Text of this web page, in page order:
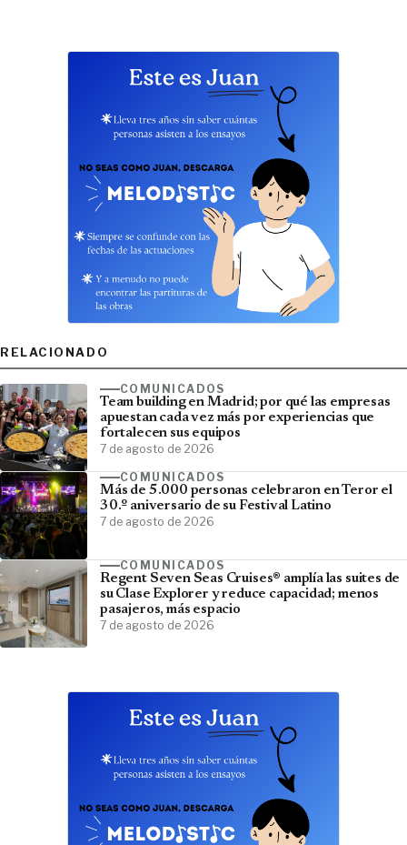
RELACIONADO
COMUNICADOS
Team building en Madrid; por qué las empresas
apuestan cada vez más por experiencias que
fortalecen sus equipos
7 de agosto de 2026
COMUNICADOS
Más de 5.000 personas celebraron en Teror el
30.º aniversario de su Festival Latino
7 de agosto de 2026
COMUNICADOS
Regent Seven Seas Cruises® amplía las suites de
su Clase Explorer y reduce capacidad; menos
pasajeros, más espacio
7 de agosto de 2026